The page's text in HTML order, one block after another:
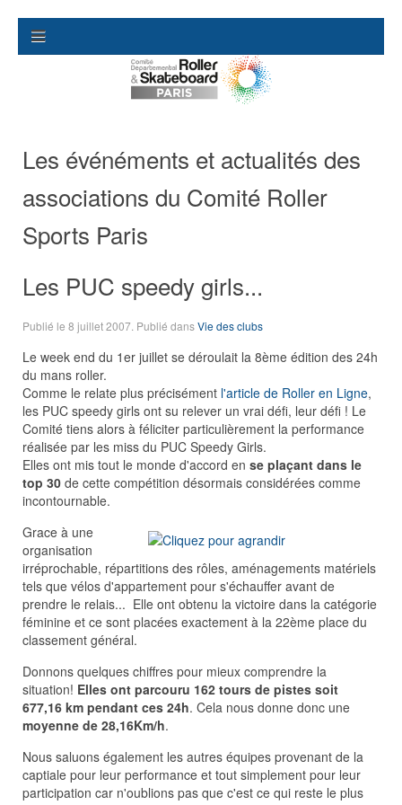
Les événéments et actualités des
associations du Comité Roller
Sports Paris
Les PUC speedy girls...
Publié le 8 juillet 2007 . Publié dansVie des clubs
Le week end du 1er juillet se déroulait la 8ème édition des 24h
du mans roller.
Comme le relate plus précisément l'article de Roller en Ligne,
les PUC speedy girls ont su relever un vrai défi, leur défi ! Le
Comité tiens alors à féliciter particulièrement la performance
réalisée par les miss du PUC Speedy Girls.
Elles ont mis tout le monde d'accord en se plaçant dans le
top 30 de cette compétition désormais considérées comme
incontournable.
Grace à une
organisation
irréprochable, répartitions des rôles, aménagements matériels
tels que vélos d'appartement pour s'échauffer avant de
prendre le relais... Elle ont obtenu la victoire dans la catégorie
féminine et ce sont placées exactement à la 22ème place du
classement général.
Donnons quelques chiffres pour mieux comprendre la
situation! Elles ont parcouru 162 tours de pistes soit
677,16 km pendant ces 24h. Cela nous donne donc une
moyenne de 28,16Km/h.
Nous saluons également les autres équipes provenant de la
captiale pour leur performance et tout simplement pour leur
participation car n'oublions pas que c'est ce qui reste le plus